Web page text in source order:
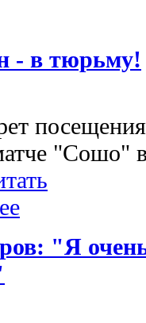
- в тюрьму!
"Сошо"
"Я